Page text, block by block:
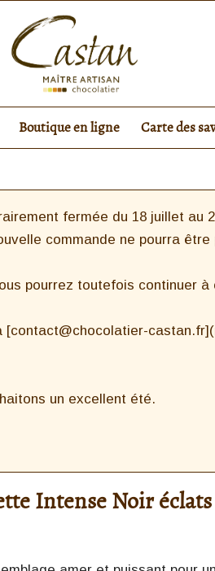
Boutique en ligne Carte des
fermée du 18 juillet au
commande ne pourra être
pourrez toutefois continuer
un excellent été.
Intense Noir